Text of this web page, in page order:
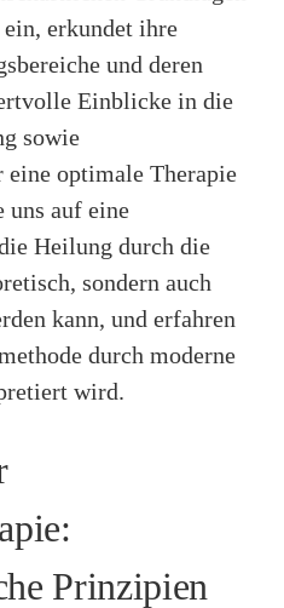
erkundet ihre
und deren
Einblicke in die
sowie
optimale Therapie
uns auf eine
Heilung durch die
sondern auch
kann, und erfahren
durch moderne
wird.
Prinzipien